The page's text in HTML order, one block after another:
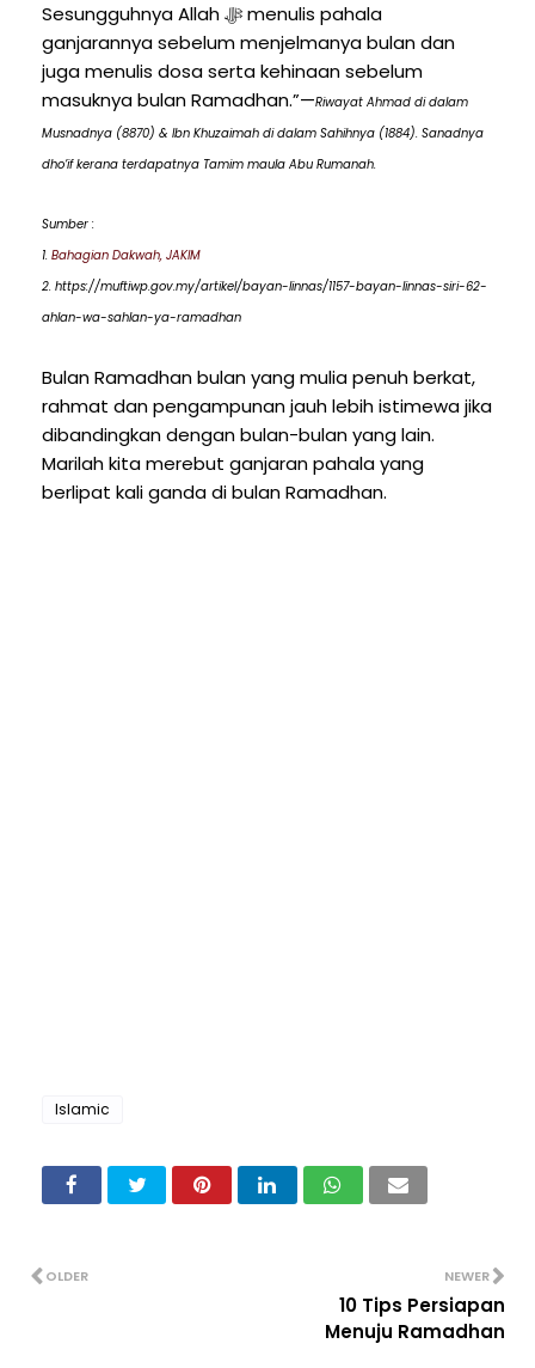
Sesungguhnya Allah ﷻ menulis pahala
ganjarannya sebelum menjelmanya bulan dan
juga menulis dosa serta kehinaan sebelum
masuknya bulan Ramadhan.”—Riwayat Ahmad di dalam
Musnadnya (8870) & Ibn Khuzaimah di dalam Sahihnya (1884). Sanadnya
dho’if kerana terdapatnya Tamim maula Abu Rumanah.
Sumber :
1. Bahagian Dakwah, JAKIM
2. https://muftiwp.gov.my/artikel/bayan-linnas/1157-bayan-linnas-siri-62-
ahlan-wa-sahlan-ya-ramadhan
Bulan Ramadhan bulan yang mulia penuh berkat,
rahmat dan pengampunan jauh lebih istimewa jika
dibandingkan dengan bulan-bulan yang lain.
Marilah kita merebut ganjaran pahala yang
berlipat kali ganda di bulan Ramadhan.
Islamic
NEWER
10 Tips Persiapan
Menuju Ramadhan
OLDER